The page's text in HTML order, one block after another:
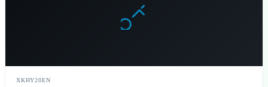
XKHY20EN